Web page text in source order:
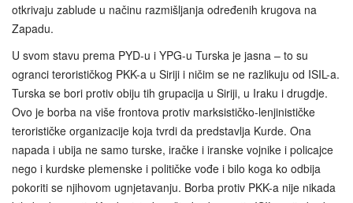
otkrivaju zablude u načinu razmišljanja određenih krugova na
Zapadu.
U svom stavu prema PYD-u i YPG-u Turska je jasna – to su
ogranci terorističkog PKK-a u Siriji i ničim se ne razlikuju od ISIL-a.
Turska se bori protiv obiju tih grupacija u Siriji, u Iraku i drugdje.
Ovo je borba na više frontova protiv marksističko-lenjinističke
terorističke organizacije koja tvrdi da predstavlja Kurde. Ona
napada i ubija ne samo turske, iračke i iranske vojnike i policajce
nego i kurdske plemenske i političke vođe i bilo koga ko odbija
pokoriti se njihovom ugnjetavanju. Borba protiv PKK-a nije nikada